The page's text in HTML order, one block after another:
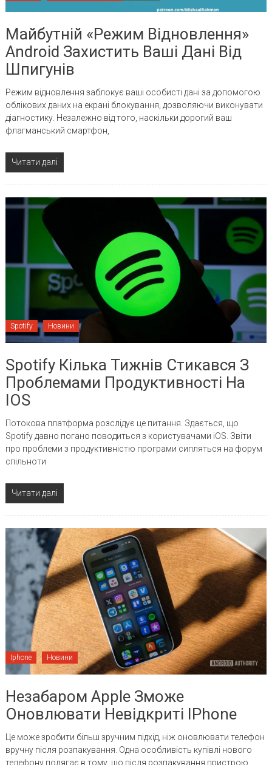
Майбутній «режим Відновлення»
Android Захистить Ваші Дані Від
Шпигунів
Режим відновлення заблокує ваші особисті дані за допомогою
облікових даних на екрані блокування, дозволяючи виконувати
діагностику. Незалежно від того, наскільки дорогий ваш
флагманський смартфон,
Читати далі
Spotify Новини
Spotify Кілька Тижнів Стикався З
Проблемами Продуктивності На
IOS
Потокова платформа розслідує це питання. Здається, що
Spotify давно погано поводиться з користувачами iOS. Звіти
про проблеми з продуктивністю програми сипляться на форум
спільноти
Читати далі
Iphone Новини
Незабаром Apple Зможе
Оновлювати Невідкриті IPhone
Це може зробити більш зручним підхід, ніж оновлювати телефон
вручну після розпакування. Одна особливість купівлі нового
телефону полягає в тому, що після розпакування пристрою